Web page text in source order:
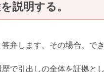
説明する。
弁します。その場合、で
で引出しの全体を証拠と